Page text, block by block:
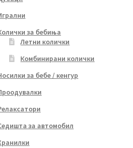
за бебиња
Летни колички
Комбинирани колички
за бебе / кенгур
за автомобил